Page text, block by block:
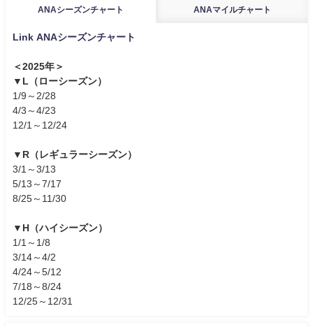
ANAシーズンチャート ANAマイルチャート
Link ANAシーズンチャート
＜2025年＞
▼L（ローシーズン）
1/9～2/28
4/3～4/23
12/1～12/24
▼R（レギュラーシーズン）
3/1～3/13
5/13～7/17
8/25～11/30
▼H（ハイシーズン）
1/1～1/8
3/14～4/2
4/24～5/12
7/18～8/24
12/25～12/31